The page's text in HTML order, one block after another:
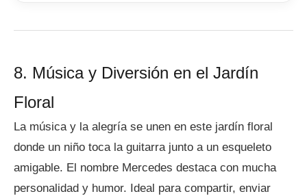
8. Música y Diversión en el Jardín
Floral
La música y la alegría se unen en este jardín floral
donde un niño toca la guitarra junto a un esqueleto
amigable. El nombre Mercedes destaca con mucha
personalidad y humor. Ideal para compartir, enviar